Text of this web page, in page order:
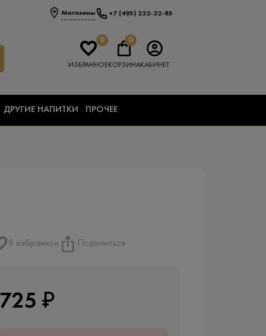
Магазины +7 (495) 222-22-85
0
ИЗБРАННОЕ
0
КОРЗИНАКАБИНЕТ
ДРУГИЕ НАПИТКИ ПРОЧЕЕ
В избранное Поделиться
725 ₽